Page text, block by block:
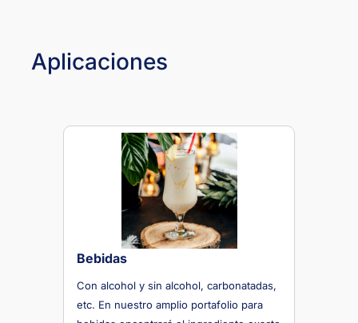
Aplicaciones
Bebidas
Con alcohol y sin alcohol, carbonatadas,
etc. En nuestro amplio portafolio para